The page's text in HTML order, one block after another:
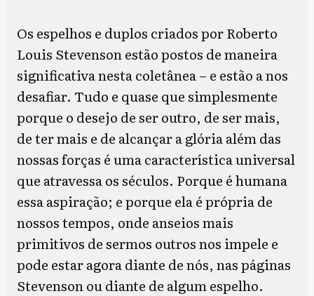
Os espelhos e duplos criados por Roberto
Louis Stevenson estão postos de maneira
significativa nesta coletânea – e estão a nos
desafiar. Tudo e quase que simplesmente
porque o desejo de ser outro, de ser mais,
de ter mais e de alcançar a glória além das
nossas forças é uma característica universal
que atravessa os séculos. Porque é humana
essa aspiração; e porque ela é própria de
nossos tempos, onde anseios mais
primitivos de sermos outros nos impele e
pode estar agora diante de nós, nas páginas
Stevenson ou diante de algum espelho.